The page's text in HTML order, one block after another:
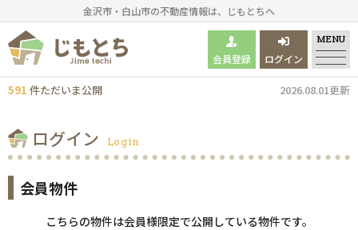
金沢市・白山市の不動産情報は、じもとちへ
591 件ただいま公開 2026.08.01更新
会員登録 ログイン
MENU
ログイン Login
会員物件
こちらの物件は会員様限定で公開している物件です。